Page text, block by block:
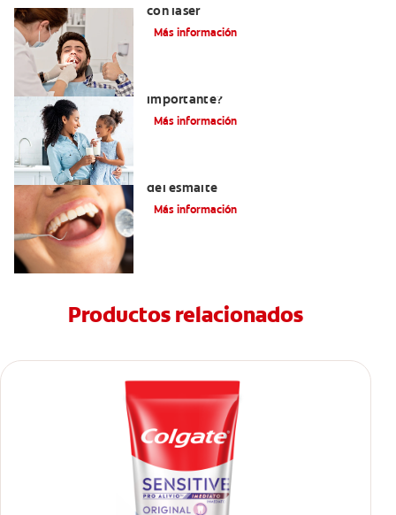
con láser
Más información
importante?
Más información
del esmalte
Más información
Productos relacionados